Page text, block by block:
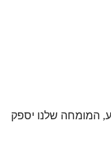
המומחה שלנו יספק